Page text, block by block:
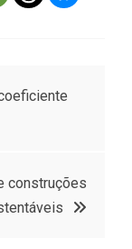
construções